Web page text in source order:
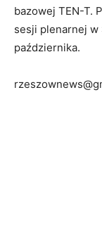
bazowej TEN-T.
sesji plenarnej w
października.